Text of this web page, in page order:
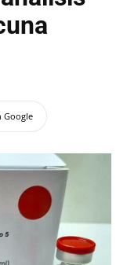
Google